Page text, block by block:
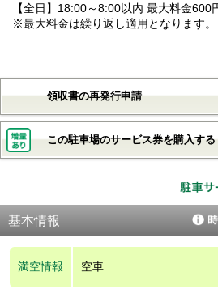
【全日】18:00～8:00以内 最大料金600
※最大料金は繰り返し適用となります。
領収書の再発行申請
この駐車場のサービス券を購入する
基本情報
満空情報 空車